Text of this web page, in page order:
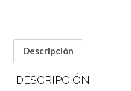
Descripción
DESCRIPCIÓN